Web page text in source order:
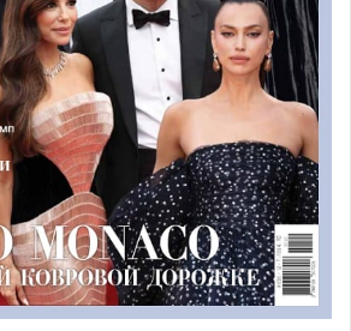
@ shutterstock.com
по расширению в море:
зданий в новом районе
в июне этого года. Благодаря
конструкций для
заполнят новый микрорайон,